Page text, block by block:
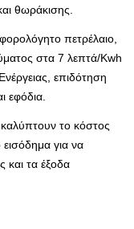
θωράκισης.
πετρέλαιο,
στα 7 λεπτά/Kwh
επιδότηση
εφόδια.
το κόστος
για να
και τα έξοδα